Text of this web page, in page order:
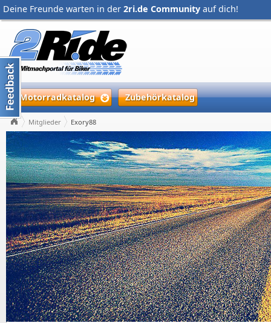
Deine Freunde warten in der 2ri.de Community auf dich!
Motorradkatalog Zubehörkatalog
Mitglieder Exory88